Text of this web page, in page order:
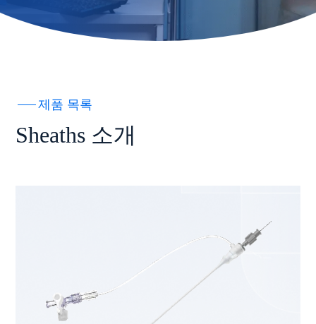
제품 목록
Sheaths 소개